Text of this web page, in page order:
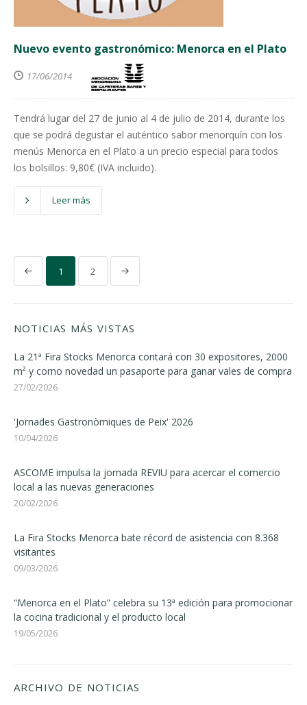
Nuevo evento gastronómico: Menorca en el Plato
17/06/2014
Tendrá lugar del 27 de junio al 4 de julio de 2014, durante los
que se podrá degustar el auténtico sabor menorquín con los
menús Menorca en el Plato a un precio especial para todos
los bolsillos: 9,80€ (IVA incluido).
Leer más
1 2
NOTICIAS MÁS VISTAS
La 21ª Fira Stocks Menorca contará con 30 expositores, 2000
m² y como novedad un pasaporte para ganar vales de compra
27/02/2026
'Jornades Gastronòmiques de Peix' 2026
10/04/2026
ASCOME impulsa la jornada REVIU para acercar el comercio
local a las nuevas generaciones
20/02/2026
La Fira Stocks Menorca bate récord de asistencia con 8.368
visitantes
09/03/2026
“Menorca en el Plato” celebra su 13ª edición para promocionar
la cocina tradicional y el producto local
19/05/2026
ARCHIVO DE NOTICIAS